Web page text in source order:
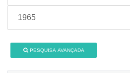
1965
PESQUISA AVANÇADA